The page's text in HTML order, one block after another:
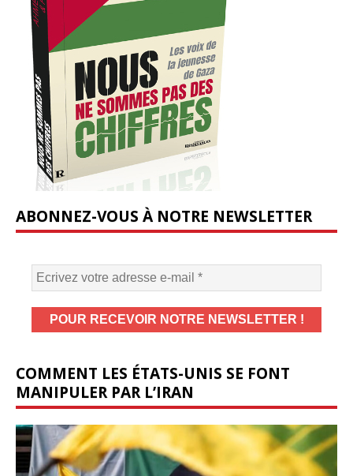
ABONNEZ-VOUS À NOTRE NEWSLETTER
COMMENT LES ÉTATS-UNIS SE FONT
MANIPULER PAR L’IRAN